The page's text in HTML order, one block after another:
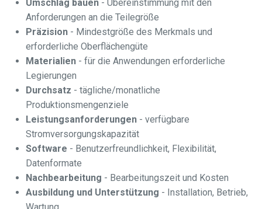
Umschlag bauen - Übereinstimmung mit den
Anforderungen an die Teilegröße
Präzision - Mindestgröße des Merkmals und
erforderliche Oberflächengüte
Materialien - für die Anwendungen erforderliche
Legierungen
Durchsatz - tägliche/monatliche
Produktionsmengenziele
Leistungsanforderungen - verfügbare
Stromversorgungskapazität
Software - Benutzerfreundlichkeit, Flexibilität,
Datenformate
Nachbearbeitung - Bearbeitungszeit und Kosten
Ausbildung und Unterstützung - Installation, Betrieb,